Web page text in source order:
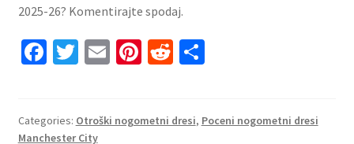
2025-26? Komentirajte spodaj.
Fa
o
T
er
E
l
Pi
es
R
di
S
e
Categories: Otroški nogometni dresi, Poceni nogometni dresi
Manchester City